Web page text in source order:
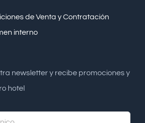
de Venta y Contratación
interno
newsletter y recibe promociones y
hotel